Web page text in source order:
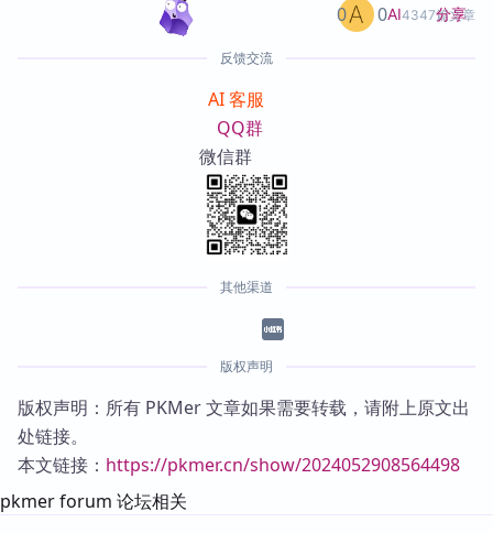
AI4347篇文章
0 0 分享
反馈交流
AI 客服
QQ群
微信群
其他渠道
版权声明
版权声明：所有 PKMer 文章如果需要转载，请附上原文出
处链接。
本文链接： https://pkmer.cn/show/2024052908564498
pkmer forum 论坛相关